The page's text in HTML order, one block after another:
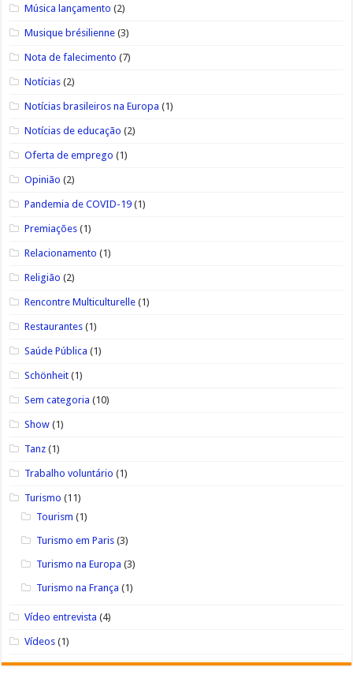
Música lançamento (2)
Musique brésilienne (3)
Nota de falecimento (7)
Notícias (2)
Notícias brasileiros na Europa (1)
Notícias de educação (2)
Oferta de emprego (1)
Opinião (2)
Pandemia de COVID-19 (1)
Premiações (1)
Relacionamento (1)
Religião (2)
Rencontre Multiculturelle (1)
Restaurantes (1)
Saúde Pública (1)
Schönheit (1)
Sem categoria (10)
Show (1)
Tanz (1)
Trabalho voluntário (1)
Turismo (11)
Tourism (1)
Turismo em Paris (3)
Turismo na Europa (3)
Turismo na França (1)
Vídeo entrevista (4)
Vídeos (1)